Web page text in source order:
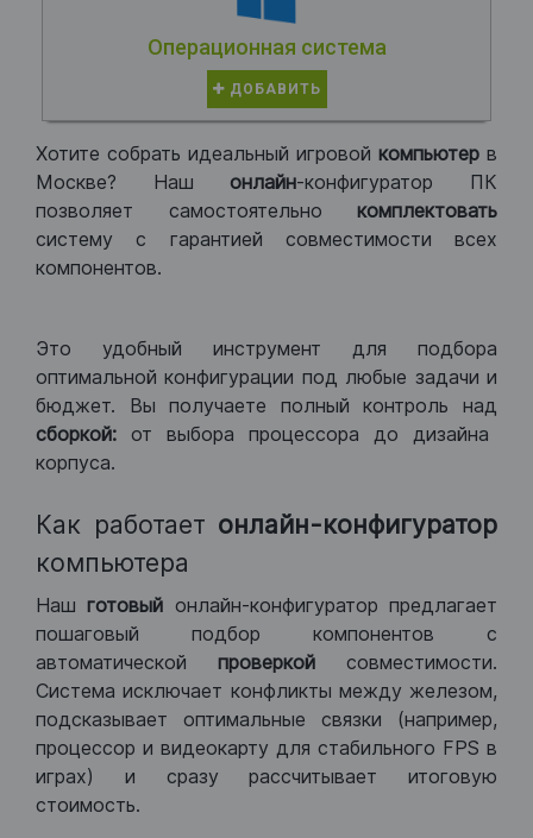
Операционная система
ДОБАВИТЬ
Хотите собрать идеальный игровой компьютер в
Москве? Нашонлайн-конфигуратор ПК
позволяет самостоятельно комплектовать
систему с гарантией совместимости всех
компонентов.
Это удобный инструмент для подбора
оптимальной конфигурации под любые задачи и
бюджет. Вы получаете полный контроль над
сборкой: от выбора процессора до дизайна
корпуса.
Как работает онлайн-конфигуратор
компьютера
Нашготовый онлайн-конфигуратор предлагает
пошаговый подбор компонентов с
автоматической проверкой совместимости.
Система исключает конфликты между железом,
подсказывает оптимальные связки (например,
процессор и видеокарту для стабильного FPS в
играх) и сразу рассчитывает итоговую
стоимость.